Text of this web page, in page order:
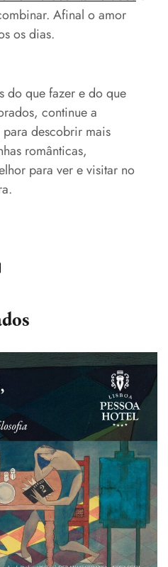
Afinal o amor
os dias.
do que fazer e do que
continue a
para descobrir mais
românticas,
para ver e visitar no